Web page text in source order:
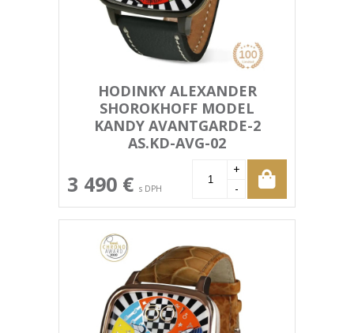
HODINKY ALEXANDER
SHOROKHOFF MODEL
KANDY AVANTGARDE-2
AS.KD-AVG-02
3 490 € s DPH -
+